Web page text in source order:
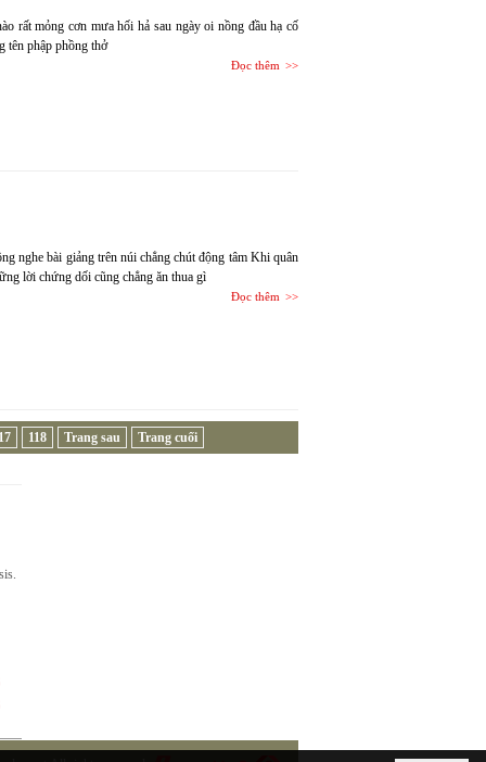
rất mỏng cơn mưa hối hả sau ngày oi nồng đầu hạ cố
tên phập phồng thở
Đọc thêm
nghe bài giảng trên núi chẳng chút động tâm Khi quân
lời chứng dối cũng chẳng ăn thua gì
Đọc thêm
118 Trang sau Trang cuối